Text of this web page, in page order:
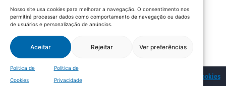
Nosso site usa cookies para melhorar a navegação. O consentimento nos
permitirá processar dados como comportamento de navegação ou dados
de usuários e personalização de anúncios.
Aceitar Rejeitar Ver preferências
Política de
Cookies
Política de
Privacidade
Redes Sociais:
© 2022 – CIC Vale do Taquari |
Política de Cookies